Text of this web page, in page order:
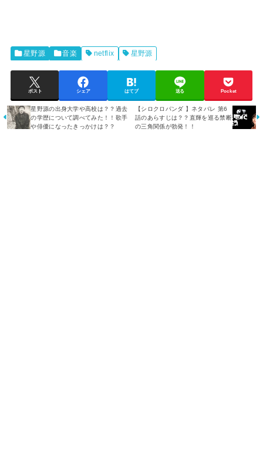
星野源 音楽 netflix 星野源
ポスト シェア はてブ 送る Pocket
星野源の出身大学や高校は？？過去
の学歴について調べてみた！！歌手
や俳優になったきっかけは？？
【シロクロパンダ 】ネタバレ 第6
話のあらすじは？？直輝を巡る禁断
の三角関係が勃発！！